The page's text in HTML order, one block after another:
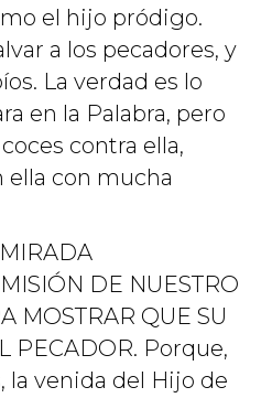
el hijo pródigo.
a los pecadores, y
La verdad es lo
en la Palabra, pero
contra ella,
con mucha
DE NUESTRO
MOSTRAR QUE SU
PECADOR. Porque,
la venida del Hijo de